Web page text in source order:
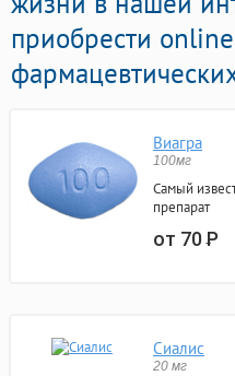
приобрести
Виагра
100мг
Самый
препарат
от 70Р
Сиалис
20 мг